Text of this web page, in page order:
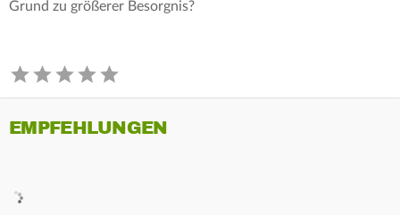
Grund zu größerer Besorgnis?
EMPFEHLUNGEN